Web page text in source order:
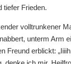
tiefer Frieden.
volltrunkener
unterm Arm
Freund erblickt: